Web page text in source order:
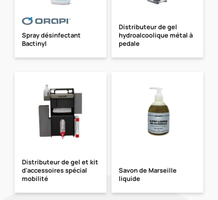
Spray désinfectant
Bactinyl
Distributeur de gel
hydroalcoolique métal à
pedale
Distributeur de gel et kit
d'accessoires spécial
mobilité
Savon de Marseille
liquide